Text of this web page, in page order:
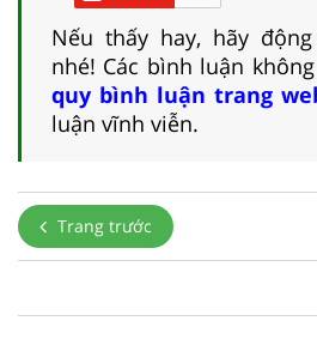
Nếu thấy hay, hãy
nhé! Các bình luận
quy bình luận trang
luận vĩnh viễn.
Trang trước